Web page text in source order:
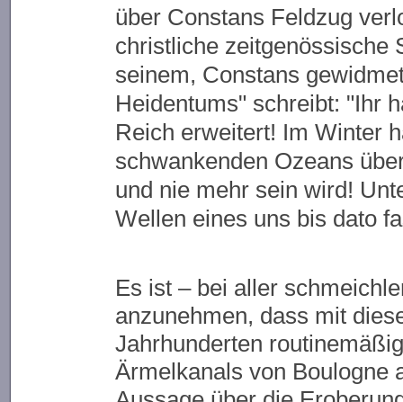
über Constans Feldzug
christliche zeitgenössische
seinem, Constans
Heidentums" schreibt: "Ihr
Reich erweitert! Im Winter
schwankenden Ozeans
und nie mehr sein wird!
Wellen eines uns bis dato
Es ist – bei aller
anzunehmen, dass mit
Jahrhunderten
Ärmelkanals von Boulogne